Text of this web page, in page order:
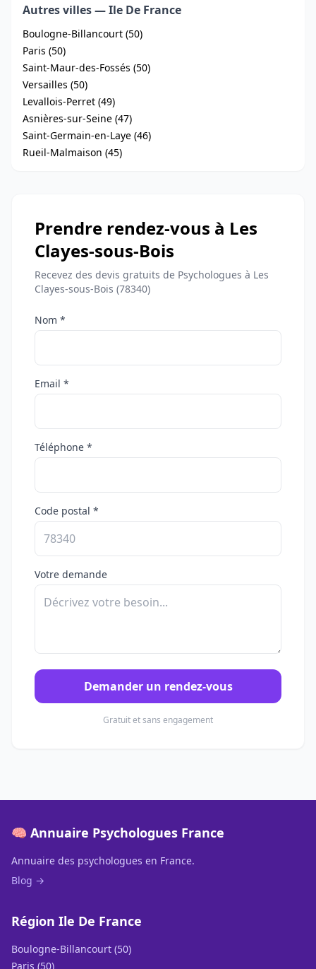
Autres villes — Ile De France
Boulogne-Billancourt (50)
Paris (50)
Saint-Maur-des-Fossés (50)
Versailles (50)
Levallois-Perret (49)
Asnières-sur-Seine (47)
Saint-Germain-en-Laye (46)
Rueil-Malmaison (45)
Prendre rendez-vous à Les
Clayes-sous-Bois
Recevez des devis gratuits de Psychologues à Les
Clayes-sous-Bois (78340)
Nom *
Email *
Téléphone *
Code postal *
Votre demande
Demander un rendez-vous
Gratuit et sans engagement
🧠 Annuaire Psychologues France
Annuaire des psychologues en France.
Blog →
Région Ile De France
Boulogne-Billancourt (50)
Paris (50)